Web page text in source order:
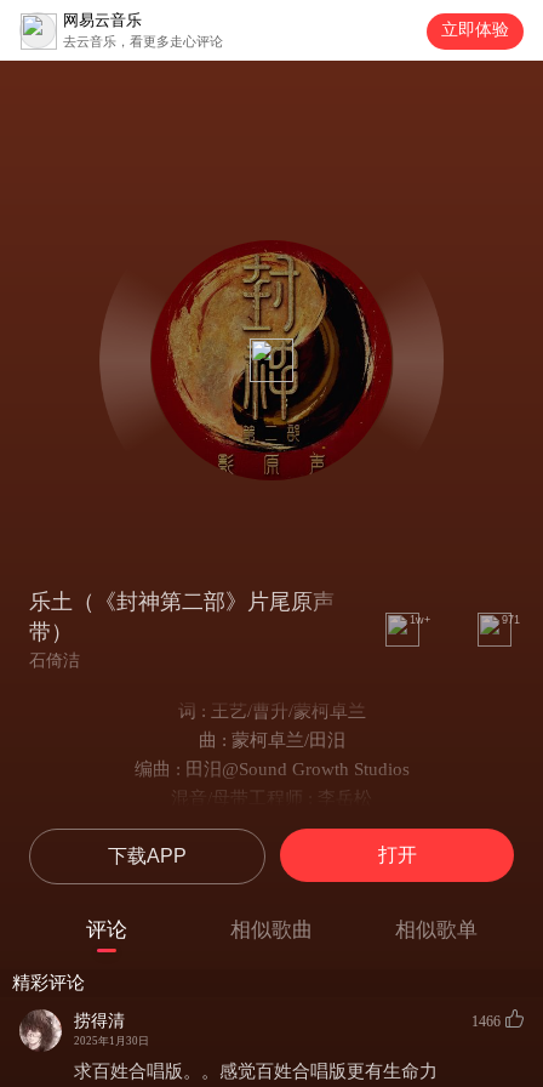
网易云音乐
去云音乐，看更多走心评论
立即体验
乐土（《封神第二部》片尾原声
带）
石倚洁
1w+ 971
词 : 王艺/曹升/蒙柯卓兰
曲 : 蒙柯卓兰/田汨
编曲 : 田汨@Sound Growth Studios
混音/母带工程师 : 李岳松
人声录音监制 : 蒙柯卓兰/田汨
管弦乐配器 : 田汨/张羣@Sound Growth Studios
管弦乐团 : Budapest Scoring Orchestra
管弦乐团录音师 : Denes Redly@Rottenbiller Hall
笛子/班苏里笛：丁晓逵
下载APP 打开
评论 相似歌曲 相似歌单
精彩评论
捞得清
2025年1月30日
1466
求百姓合唱版。。感觉百姓合唱版更有生命力